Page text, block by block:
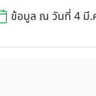
ข้อมูล ณ วันที่ 4 มี.